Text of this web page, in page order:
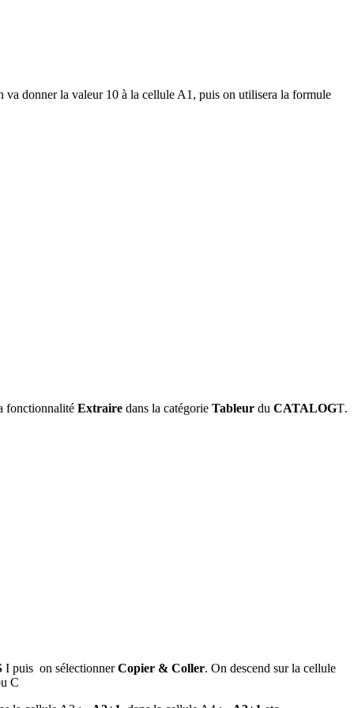
va donner la valeur 10 à la cellule A1, puis on utilisera la formule
fonctionnalité Extraire dans la catégorie Tableur du CATALOGT.
I puis on sélectionnerCopier & Coller. On descend sur la cellule
C